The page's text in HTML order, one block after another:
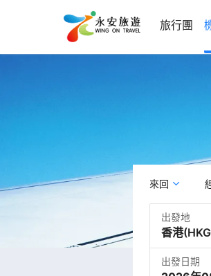
旅行團
來回
出發地
出發日期